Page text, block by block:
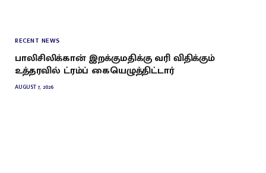
RECENT NEWS
பாலிசிலிக்கான் இறக்குமதிக்கு வரி விதிக்கும்
உத்தரவில் ட்ரம்ப் கையெழுத்திட்டார்
AUGUST 7, 2026